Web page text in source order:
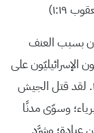
١:١٩)
بسبب العنف
الإسرائيليّون على
شعبهم منذ هجوم حماس الظّالم في ٧ أكتوبر ٢٠٢٣. لقد قتل الجيش
وسوّى مدنًا